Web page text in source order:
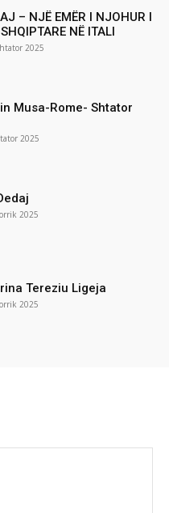
– NJË EMËR I NJOHUR I
NË ITALI
2025
Musa-Rome- Shtator
2025
2025
Tereziu Ligeja
2025